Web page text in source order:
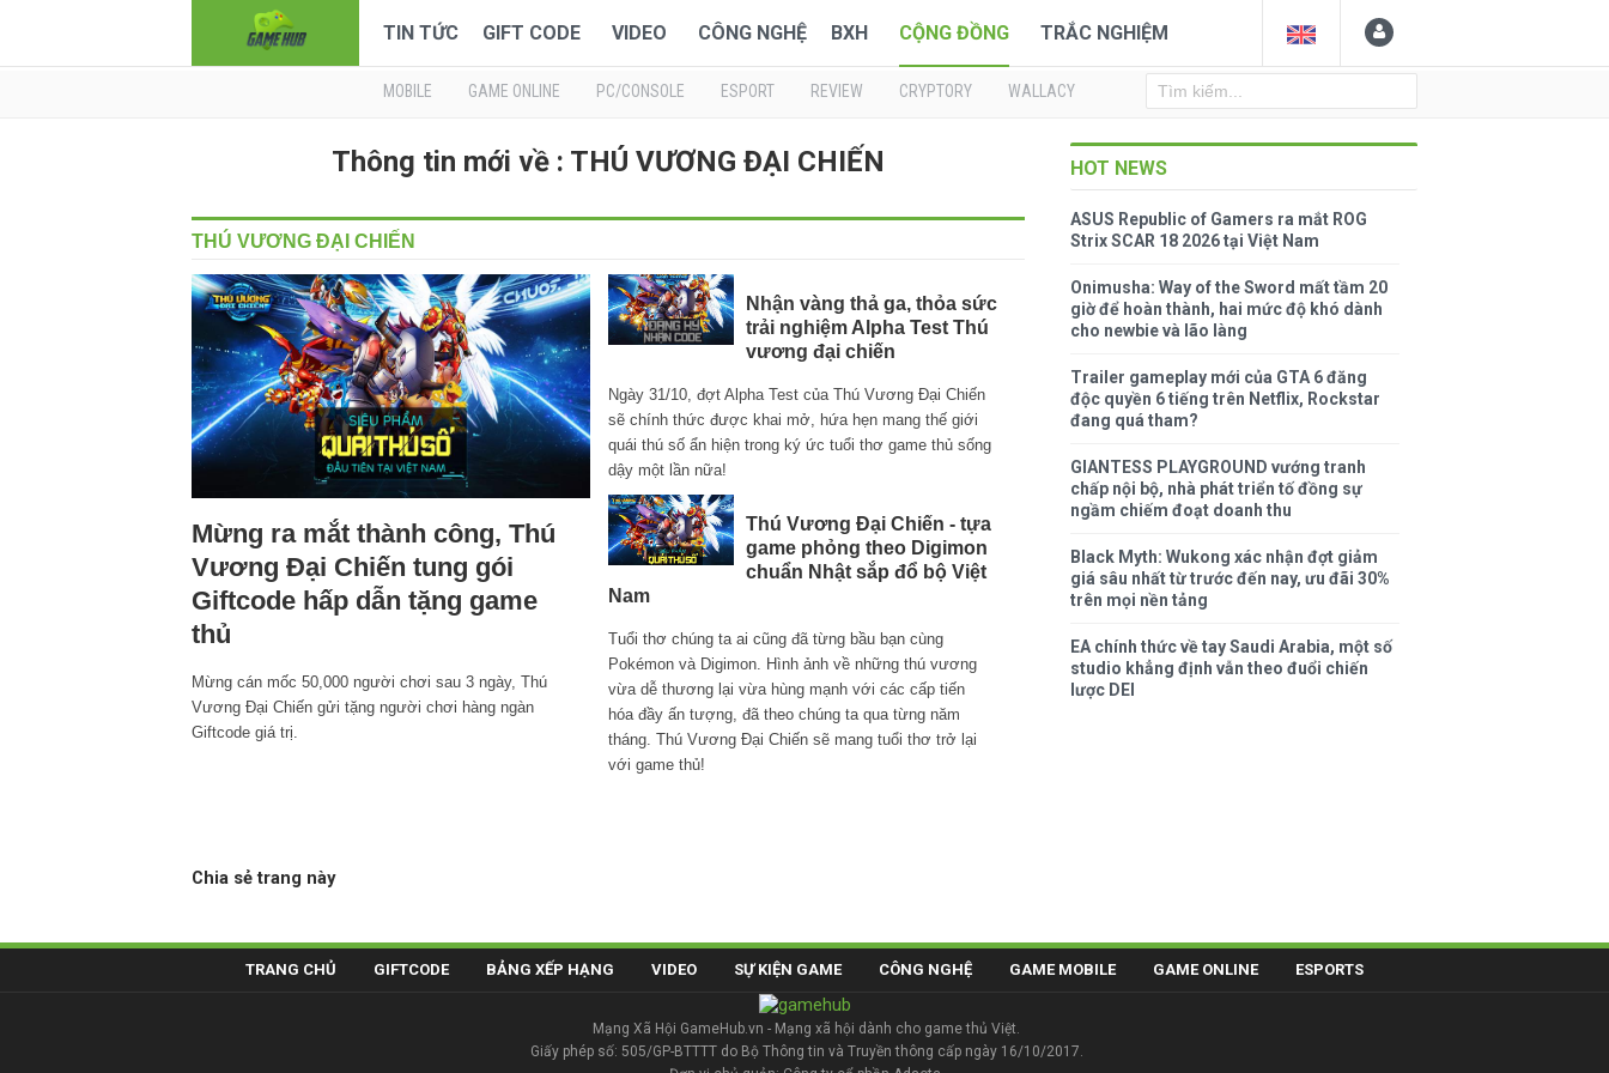
TIN TỨC GIFT CODE VIDEO CÔNG NGHỆ BXH CỘNG ĐỒNG TRẮC NGHIỆM
MOBILE GAME ONLINE PC/CONSOLE ESPORT REVIEW CRYPTORY WALLACY
Thông tin mới về : THÚ VƯƠNG ĐẠI CHIẾN
THÚ VƯƠNG ĐẠI CHIẾN
Mừng ra mắt thành công, Thú
Vương Đại Chiến tung gói
Giftcode hấp dẫn tặng game
thủ
Mừng cán mốc 50,000 người chơi sau 3 ngày, Thú
Vương Đại Chiến gửi tặng người chơi hàng ngàn
Giftcode giá trị.
Nhận vàng thả ga, thỏa sức
trải nghiệm Alpha Test Thú
vương đại chiến
Ngày 31/10, đợt Alpha Test của Thú Vương Đại Chiến
sẽ chính thức được khai mở, hứa hẹn mang thế giới
quái thú số ẩn hiện trong ký ức tuổi thơ game thủ sống
dậy một lần nữa!
Thú Vương Đại Chiến - tựa
game phỏng theo Digimon
chuẩn Nhật sắp đổ bộ Việt
Nam
Tuổi thơ chúng ta ai cũng đã từng bầu bạn cùng
Pokémon và Digimon. Hình ảnh về những thú vương
vừa dễ thương lại vừa hùng mạnh với các cấp tiến
hóa đầy ấn tượng, đã theo chúng ta qua từng năm
tháng. Thú Vương Đại Chiến sẽ mang tuổi thơ trở lại
với game thủ!
Chia sẻ trang này
HOT NEWS
ASUS Republic of Gamers ra mắt ROG
Strix SCAR 18 2026 tại Việt Nam
Onimusha: Way of the Sword mất tầm 20
giờ để hoàn thành, hai mức độ khó dành
cho newbie và lão làng
Trailer gameplay mới của GTA 6 đăng
độc quyền 6 tiếng trên Netflix, Rockstar
đang quá tham?
GIANTESS PLAYGROUND vướng tranh
chấp nội bộ, nhà phát triển tố đồng sự
ngầm chiếm đoạt doanh thu
Black Myth: Wukong xác nhận đợt giảm
giá sâu nhất từ trước đến nay, ưu đãi 30%
trên mọi nền tảng
EA chính thức về tay Saudi Arabia, một số
studio khẳng định vẫn theo đuổi chiến
lược DEI
TRANG CHỦ GIFTCODE BẢNG XẾP HẠNG VIDEO SỰ KIỆN GAME CÔNG NGHỆ GAME MOBILE GAME ONLINE ESPORTS
Mạng Xã Hội GameHub.vn - Mạng xã hội dành cho game thủ Việt.
Giấy phép số: 505/GP-BTTTT do Bộ Thông tin và Truyền thông cấp ngày 16/10/2017.